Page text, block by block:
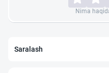
Nima
Saralash